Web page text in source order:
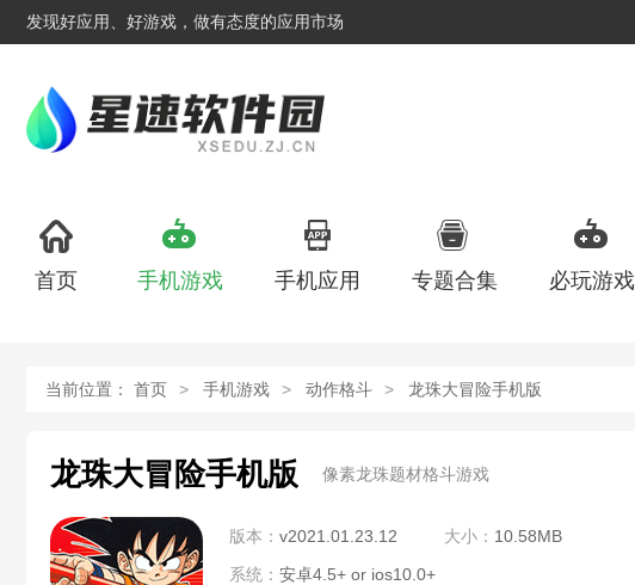
发现好应用、好游戏，做有态度的应用市场
首页 手机游戏 手机应用 专题合集 必玩游戏
当前位置： 首页 手机游戏 动作格斗 龙珠大冒险手机版
龙珠大冒险手机版 像素龙珠题材格斗游戏
版本： v2021.01.23.12 大小： 10.58MB
系统： 安卓4.5+ or ios10.0+